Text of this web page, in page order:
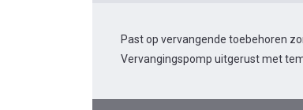
Past op vervangende toebehoren
Vervangingspomp uitgerust met